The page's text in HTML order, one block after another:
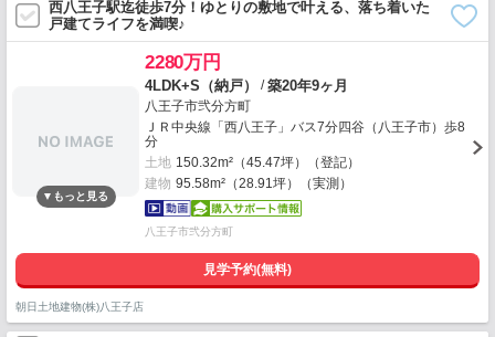
西八王子駅迄徒歩7分！ゆとりの敷地で叶える、落ち着いた
戸建てライフを満喫♪
2280万円
4LDK+S（納戸） /築20年9ヶ月
八王子市弐分方町
ＪＲ中央線「西八王子」バス7分四谷（八王子市）歩8
分
土地 150.32m²（45.47坪）（登記）
建物 95.58m²（28.91坪）（実測）
八王子市弐分方町
見学予約(無料)
朝日土地建物(株)八王子店